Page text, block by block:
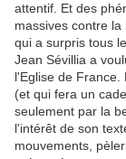
attentif. Et des
massives contre
qui a surpris tous
Jean Sévillia a
l'Eglise de
(et qui fera un
seulement par la
l'intérêt de son
mouvements,